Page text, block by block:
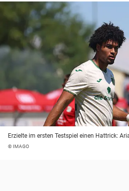
Erzielte im ersten Testspiel einen Hattrick:
© IMAGO